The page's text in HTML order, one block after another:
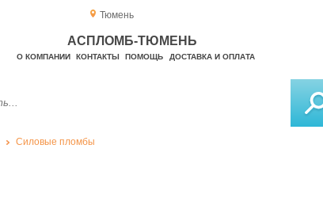
Тюмень
АСПЛОМБ-ТЮМЕНЬ
О КОМПАНИИ КОНТАКТЫ ПОМОЩЬ ДОСТАВКА И ОПЛАТА
Силовые пломбы